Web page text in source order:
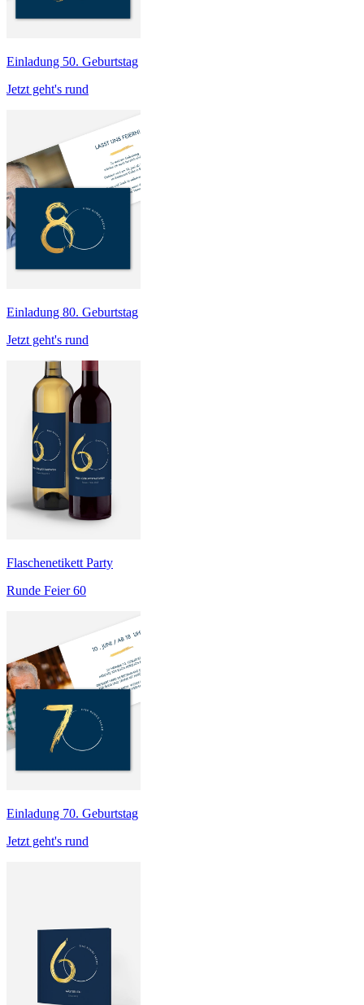
Einladung 50. Geburtstag
Jetzt geht's rund
Einladung 80. Geburtstag
Jetzt geht's rund
Flaschenetikett Party
Runde Feier 60
Einladung 70. Geburtstag
Jetzt geht's rund